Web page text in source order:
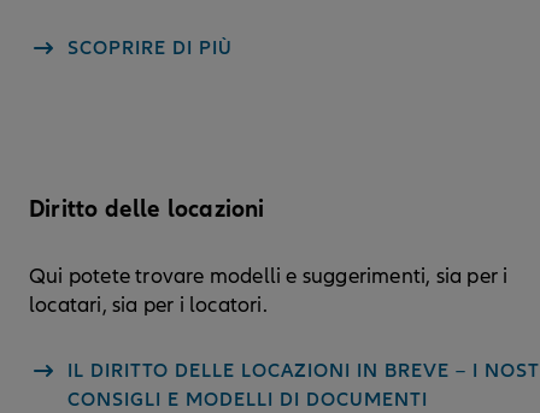
SCOPRIRE DI PIÙ
Diritto delle locazioni
Qui potete trovare modelli e suggerimenti, sia per i
locatari, sia per i locatori.
IL DIRITTO DELLE LOCAZIONI IN BREVE – I
CONSIGLI E MODELLI DI DOCUMENTI